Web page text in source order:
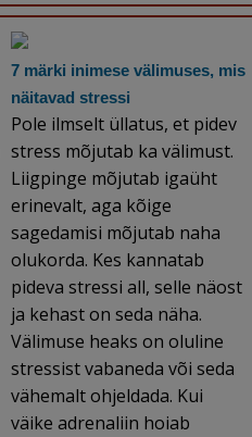
7 märki inimese välimuses, mis
näitavad stressi
Pole ilmselt üllatus, et pidev
stress mõjutab ka välimust.
Liigpinge mõjutab igaüht
erinevalt, aga kõige
sagedamisi mõjutab naha
olukorda. Kes kannatab
pideva stressi all, selle näost
ja kehast on seda näha.
Välimuse heaks on oluline
stressist vabaneda või seda
vähemalt ohjeldada. Kui
väike adrenaliin hoiab